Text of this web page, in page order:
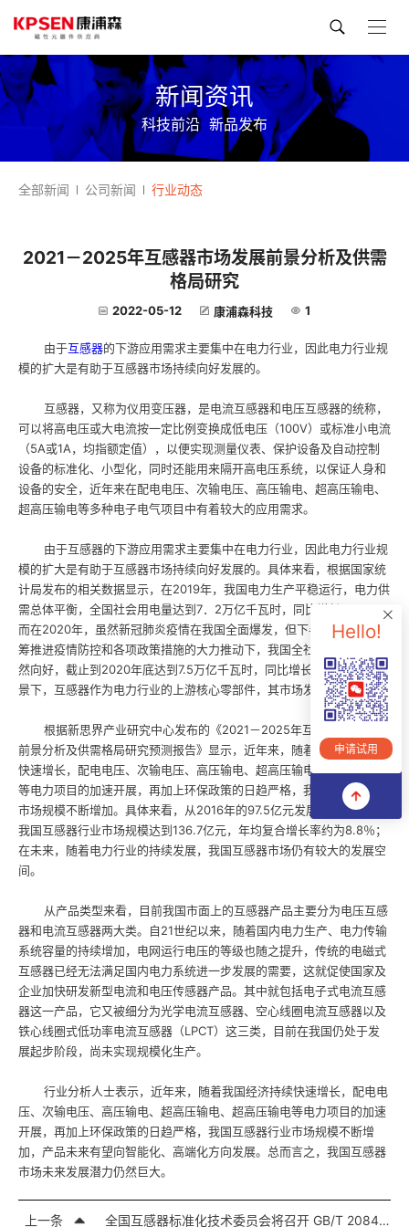
新闻资讯
科技前沿 新品发布
全部新闻 公司新闻 行业动态
2021－2025年互感器市场发展前景分析及供需
格局研究
2022-05-12 康浦森科技 1
由于互感器的下游应用需求主要集中在电力行业，因此电力行业规
模的扩大是有助于互感器市场持续向好发展的。
互感器，又称为仪用变压器，是电流互感器和电压互感器的统称，
可以将高电压或大电流按一定比例变换成低电压（100V）或标准小电流
（5A或1A，均指额定值），以便实现测量仪表、保护设备及自动控制
设备的标准化、小型化，同时还能用来隔开高电压系统，以保证人身和
设备的安全，近年来在配电电压、次输电压、高压输电、超高压输电、
超高压输电等多种电子电气项目中有着较大的应用需求。
由于互感器的下游应用需求主要集中在电力行业，因此电力行业规
模的扩大是有助于互感器市场持续向好发展的。具体来看，根据国家统
计局发布的相关数据显示，在2019年，我国电力生产平稳运行，电力供
需总体平衡，全国社会用电量达到7．2万亿千瓦时，同比增长4.5％；
而在2020年，虽然新冠肺炎疫情在我国全面爆发，但下半年在中央统
筹推进疫情防控和各项政策措施的大力推动下，我国全社会用电情况仍
然向好，截止到2020年底达到7.5万亿千瓦时，同比增长3.1％。在此背
景下，互感器作为电力行业的上游核心零部件，其市场发展迅速。
根据新思界产业研究中心发布的《2021－2025年互感器市场发展
前景分析及供需格局研究预测报告》显示，近年来，随着我国经济持续
快速增长，配电电压、次输电压、高压输电、超高压输电、超高压输电
等电力项目的加速开展，再加上环保政策的日趋严格，我国互感器行业
市场规模不断增加。具体来看，从2016年的97.5亿元发展到2020年，
我国互感器行业市场规模达到136.7亿元，年均复合增长率约为8.8％；
在未来，随着电力行业的持续发展，我国互感器市场仍有较大的发展空
间。
从产品类型来看，目前我国市面上的互感器产品主要分为电压互感
器和电流互感器两大类。自21世纪以来，随着国内电力生产、电力传输
系统容量的持续增加，电网运行电压的等级也随之提升，传统的电磁式
互感器已经无法满足国内电力系统进一步发展的需要，这就促使国家及
企业加快研发新型电流和电压传感器产品。其中就包括电子式电流互感
器这一产品，它又被细分为光学电流互感器、空心线圈电流互感器以及
铁心线圈式低功率电流互感器（LPCT）这三类，目前在我国仍处于发
展起步阶段，尚未实现规模化生产。
行业分析人士表示，近年来，随着我国经济持续快速增长，配电电
压、次输电压、高压输电、超高压输电、超高压输电等电力项目的加速
开展，再加上环保政策的日趋严格，我国互感器行业市场规模不断增
加，产品未来有望向智能化、高端化方向发展。总而言之，我国互感器
市场未来发展潜力仍然巨大。
上一条 全国互感器标准化技术委员会将召开 GB/T 20840.11互感器标准制定工作会
Hello!
申请试用